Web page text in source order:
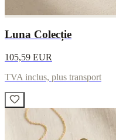
Luna Colecție
105,59 EUR
TVA inclus, plus transport